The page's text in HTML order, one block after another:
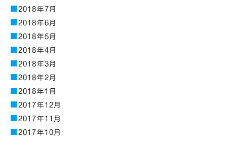
2018年7月
2018年6月
2018年5月
2018年4月
2018年3月
2018年2月
2018年1月
2017年12月
2017年11月
2017年10月